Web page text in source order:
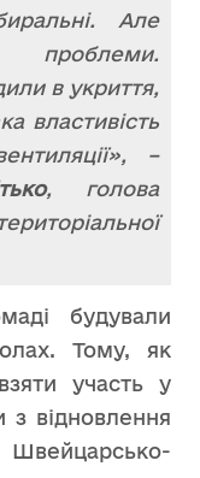
Але
проблеми.
в укриття,
властивість
–
, голова
будували
Тому, як
участь у
з відновлення
Швейцарсько-